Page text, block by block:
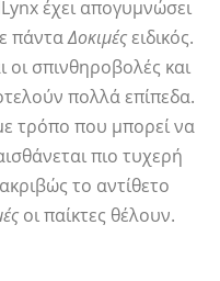
έχει απογυμνώσει
πάνταΔοκιμέςειδικός.
οι σπινθηροβολές και
πολλά επίπεδα.
τρόπο που μπορεί να
πιο τυχερή
το αντίθετο
οι παίκτες θέλουν.